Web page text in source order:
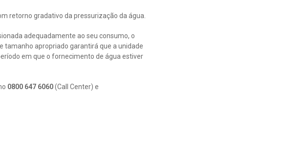
retorno gradativo da pressurização da água.
adequadamente ao seu consumo, o
tamanho apropriado garantirá que a unidade
em que o fornecimento de água estiver
0800 647 6060(Call Center) e